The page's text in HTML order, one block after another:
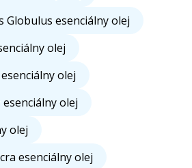
Globulus esenciálny olej
olej
olej
olej
olej
esenciálny olej